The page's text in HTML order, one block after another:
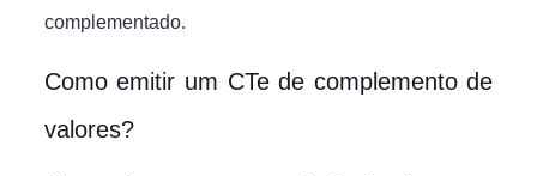
complementado.
Como emitir um CTe de complemento de
valores?